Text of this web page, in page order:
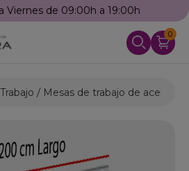
Viernes de 09:00h a 19:00h
0
Mesas de trabajo de acero